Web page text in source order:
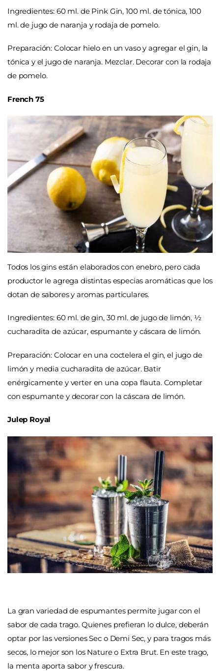
Ingredientes: 60 ml. de Pink Gin, 100 ml. de tónica, 100
ml. de jugo de naranja y rodaja de pomelo.
Preparación: Colocar hielo en un vaso y agregar el gin, la
tónica y el jugo de naranja. Mezclar. Decorar con la rodaja
de pomelo.
French 75
Todos los gins están elaborados con enebro, pero cada
productor le agrega distintas especias aromáticas que los
dotan de sabores y aromas particulares.
Ingredientes: 60 ml. de gin, 30 ml. de jugo de limón, ½
cucharadita de azúcar, espumante y cáscara de limón.
Preparación: Colocar en una coctelera el gin, el jugo de
limón y media cucharadita de azúcar. Batir
enérgicamente y verter en una copa flauta. Completar
con espumante y decorar con la cáscara de limón.
Julep Royal
La gran variedad de espumantes permite jugar con el
sabor de cada trago. Quienes prefieran lo dulce, deberán
optar por las versiones Sec o Demi Sec, y para tragos más
secos, lo mejor son los Nature o Extra Brut. En este trago,
la menta aporta sabor y frescura.